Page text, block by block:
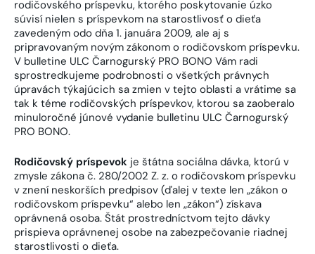
rodičovského príspevku, ktorého poskytovanie úzko
súvisí nielen s príspevkom na starostlivosť o dieťa
zavedeným odo dňa 1. januára 2009, ale aj s
pripravovaným novým zákonom o rodičovskom príspevku.
V bulletine ULC Čarnogurský PRO BONO Vám radi
sprostredkujeme podrobnosti o všetkých právnych
úpravách týkajúcich sa zmien v tejto oblasti a vrátime sa
tak k téme rodičovských príspevkov, ktorou sa zaoberalo
minuloročné júnové vydanie bulletinu ULC Čarnogurský
PRO BONO.
Rodičovský príspevok je štátna sociálna dávka, ktorú v
zmysle zákona č. 280/2002 Z. z. o rodičovskom príspevku
v znení neskorších predpisov (ďalej v texte len „zákon o
rodičovskom príspevku“ alebo len „zákon“) získava
oprávnená osoba. Štát prostredníctvom tejto dávky
prispieva oprávnenej osobe na zabezpečovanie riadnej
starostlivosti o dieťa.